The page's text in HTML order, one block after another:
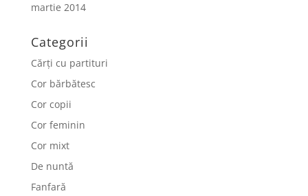
martie 2014
Categorii
Cărți cu partituri
Cor bărbătesc
Cor copii
Cor feminin
Cor mixt
De nuntă
Fanfară